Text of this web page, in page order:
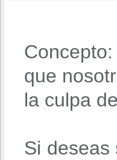
que
la culpa
Si deseas